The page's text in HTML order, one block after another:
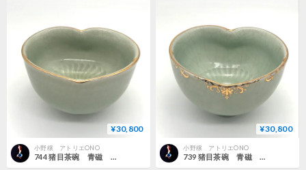
¥30,800
小野穣 アトリエONO
744 猪目茶碗 青磁 12.9×7.9cm
¥30,800
小野穣 アトリエONO
739 猪目茶碗 青磁 13.0×7.7cm